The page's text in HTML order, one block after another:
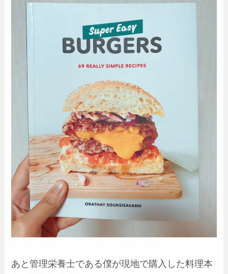
あと管理栄養士である僕が現地で購入した料理本